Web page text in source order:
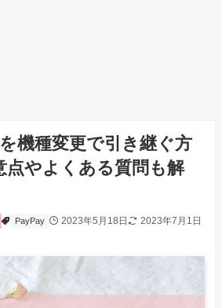
機種変更で引き継ぐ方
点やよくある質問も解
PayPay 2023年5月18日 2023年7月1日